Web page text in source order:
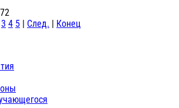
3 4 5 След.
Конец